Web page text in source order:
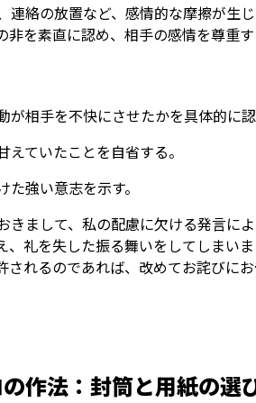
連絡の放置など、感情的な摩擦が生
非を素直に認め、相手の感情を尊重
が相手を不快にさせたかを具体的に
ていたことを自省する。
強い意志を示す。
きまして、私の配慮に欠ける発言
、礼を失した振る舞いをしてしまい
されるのであれば、改めてお詫びに
作法：封筒と用紙の選